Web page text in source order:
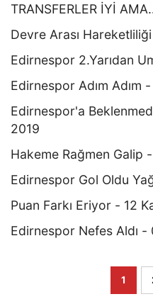
TRANSFERLER İYİ
Devre Arası
Edirnespor 2.Yarıdan
Edirnespor Adım Adım
Edirnespor'a
2019
Hakeme Rağmen Galip
Edirnespor Gol Oldu
Puan Farkı Eriyor - 12
Edirnespor Nefes Aldı -
1